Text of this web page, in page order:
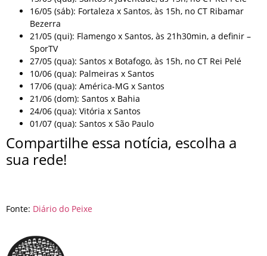
16/05 (sáb): Fortaleza x Santos, às 15h, no CT Ribamar
Bezerra
21/05 (qui): Flamengo x Santos, às 21h30min, a definir –
SporTV
27/05 (qua): Santos x Botafogo, às 15h, no CT Rei Pelé
10/06 (qua): Palmeiras x Santos
17/06 (qua): América-MG x Santos
21/06 (dom): Santos x Bahia
24/06 (qua): Vitória x Santos
01/07 (qua): Santos x São Paulo
Compartilhe essa notícia, escolha a
sua rede!
Fonte: Diário do Peixe